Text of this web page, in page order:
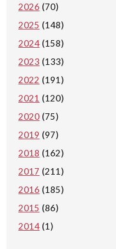
2026 (70)
2025 (148)
2024 (158)
2023 (133)
2022 (191)
2021 (120)
2020 (75)
2019 (97)
2018 (162)
2017 (211)
2016 (185)
2015 (86)
2014 (1)